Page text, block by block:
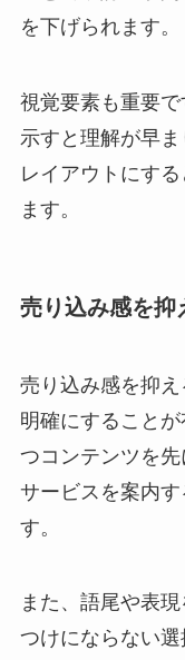
を下げられます。
視覚要素も重要
示すと理解が早
レイアウトにす
ます。
売り込み感を抑
売り込み感を抑
明確にすること
つコンテンツを
サービスを案内
す。
また、語尾や表
つけにならない選